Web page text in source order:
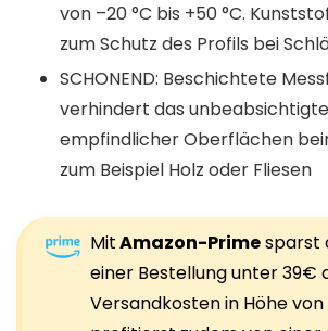
von –20 °C bis +50 °C.
zum Schutz des Profils bei
SCHONEND: Beschichtete
verhindert das
empfindlicher Oberflächen
zum Beispiel Holz oder Fliesen
MitAmazon-Primesparst
einer Bestellung unter 39€
Versandkosten in Höhe von